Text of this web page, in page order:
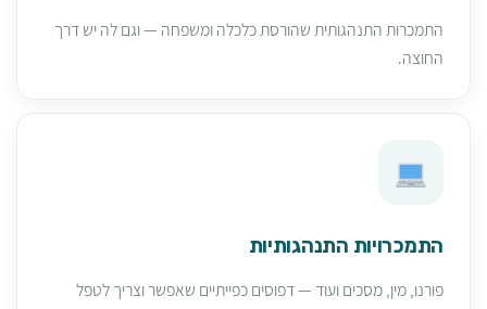
התמכרות התנהגותית שהורסת כלכלה ומשפחה — וגם לה יש דרך
החוצה.
התמכרויות התנהגותיות
פורנו, מין, מסכים ועוד — דפוסים כפייתיים שאפשר וצריך לטפל